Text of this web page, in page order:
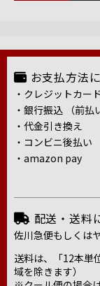
お支払方法
・クレジットカー
・銀行振込 （前払
・代金引き換え
・コンビニ後払い
・amazon pay
配送・送料
佐川急便もしくは
送料は、「12本単
域を除きます）